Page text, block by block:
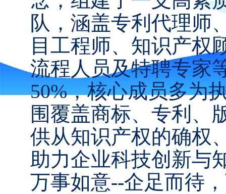
队，涵盖专利代理师
目工程师、知识产权
流程人员及特聘专家
50%，核心成员多为
围覆盖商标、专利、
供从知识产权的确权
助力企业科技创新与
万事如意--企足而待